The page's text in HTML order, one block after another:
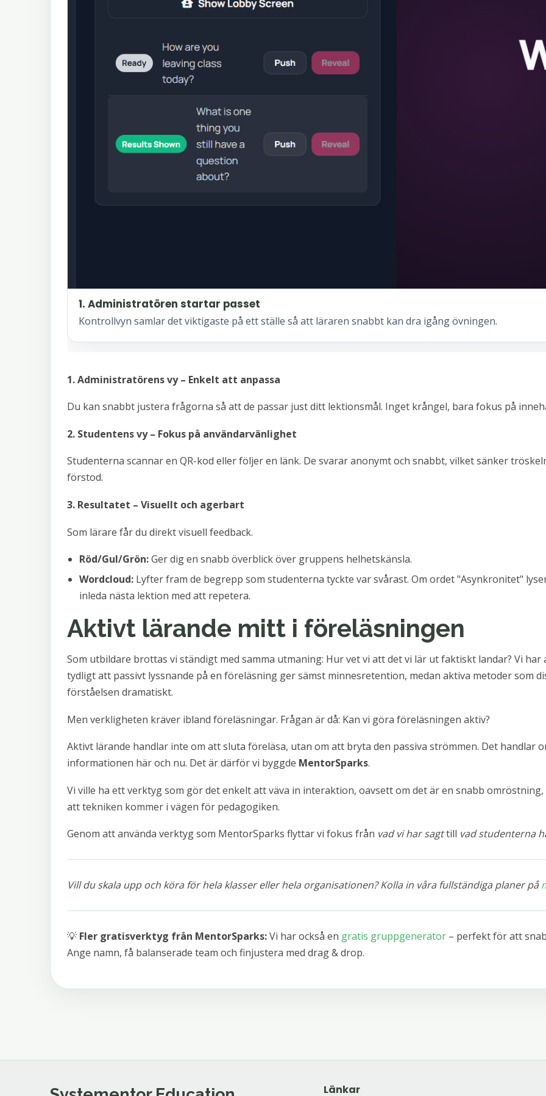
1. Administratören startar passet
Kontrollvyn samlar det viktigaste på ett ställe så att läraren snabbt kan dra igång övningen.
1. Administratörens vy – Enkelt att anpassa
Du kan snabbt justera frågorna så att de passar just ditt lektionsmål. Inget krångel, bara fokus på
2. Studentens vy – Fokus på användarvänlighet
Studenterna scannar en QR-kod eller följer en länk. De svarar anonymt och snabbt, vilket sänker
förstod.
3. Resultatet – Visuellt och agerbart
Som lärare får du direkt visuell feedback.
Röd/Gul/Grön:Ger dig en snabb överblick över gruppens helhetskänsla.
Wordcloud:Lyfter fram de begrepp som studenterna tyckte var svårast. Om ordet "Asynkronitet"
inleda nästa lektion med att repetera.
Aktivt lärande mitt i föreläsningen
Som utbildare brottas vi ständigt med samma utmaning: Hur vet vi att det vi lär ut faktiskt landar? Vi har
tydligt att passivt lyssnande på en föreläsning ger sämst minnesretention, medan aktiva metoder som
förståelsen dramatiskt.
Men verkligheten kräver ibland föreläsningar. Frågan är då: Kan vi göra föreläsningen aktiv?
Aktivt lärande handlar inte om att sluta föreläsa, utan om att bryta den passiva strömmen. Det handlar
informationen här och nu. Det är därför vi byggde MentorSparks.
Vi ville ha ett verktyg som gör det enkelt att väva in interaktion, oavsett om det är en snabb
att tekniken kommer i vägen för pedagogiken.
Genom att använda verktyg som MentorSparks flyttar vi fokus från vad vi har sagttill vad studenterna
Vill du skala upp och köra för hela klasser eller hela organisationen? Kolla in våra fullständiga planer på
💡 Fler gratisverktyg från MentorSparks:Vi har också en gratis gruppgenerator– perfekt för att
Ange namn, få balanserade team och finjustera med drag & drop.
Länkar